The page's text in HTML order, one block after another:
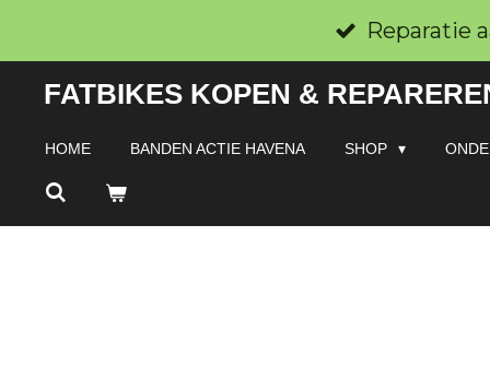
direct
naar
hoofdinhoud
Reparatie
FATBIKES KOPEN &
HOME BANDEN ACTIE HAVENA SHOP